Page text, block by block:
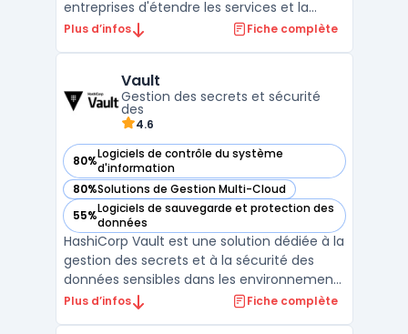
entreprises d'étendre les services et la
gouvernance d’Azure à des
gestion des ressources, Azure Arc simplifie
l’administration des serveurs, bases de d ...
Plus d’infos Fiche complète
Vault
Gestion des secrets et sécurité
des
4.6
80%Logiciels de contrôle du système
d'information
— voir Vault dans cette catégorie
80%Solutions de Gestion Multi-Cloud
— voir Vault dans cette catégorie
55%Logiciels de sauvegarde et protection des
données
— voir Vault dans cette catégorie
HashiCorp Vault est une solution dédiée à la
gestion des secrets et à la sécurité des
données sensibles dans les environnements
informatiques complexes. Il s’adresse aux
Plus d’infos Fiche complète